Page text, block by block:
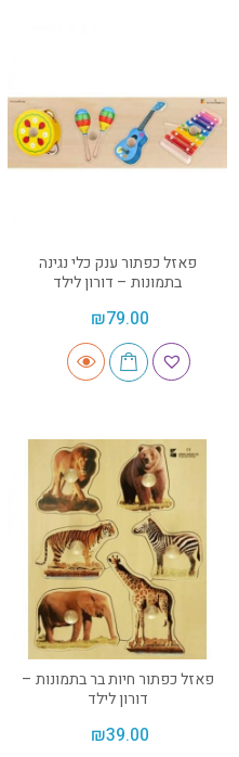
פאזל כפתור ענק כלי נגינה
בתמונות – דורון לילד
₪79.00
פאזל כפתור חיות בר בתמונות –
דורון לילד
₪39.00